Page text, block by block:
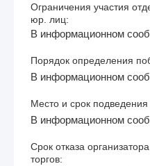
Ограничения участия
юр. лиц:
В информационном
Порядок определения
В информационном
Место и срок подведения
В информационном
Срок отказа
торгов: